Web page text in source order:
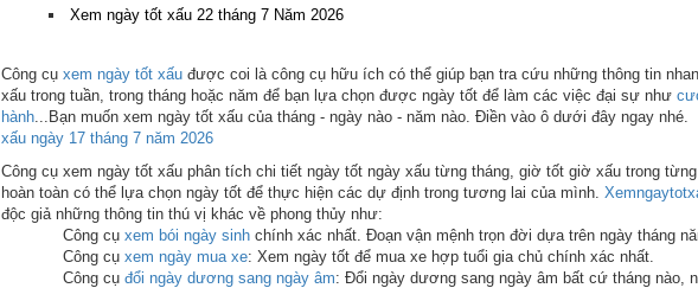
Xem ngày tốt xấu 22 tháng 7 Năm 2026
Công cụ xem ngày tốt xấu được coi là công cụ hữu ích có thể giúp bạn tra cứu những thông tin
xấu trong tuần, trong tháng hoặc năm để bạn lựa chọn được ngày tốt để làm các việc đại sự như
hành ...Bạn muốn xem ngày tốt xấu của tháng - ngày nào - năm nào. Điền vào ô dưới đây ngay nhé.
xấu ngày 17 tháng 7 năm 2026
Công cụ xem ngày tốt xấu phân tích chi tiết ngày tốt ngày xấu từng tháng, giờ tốt giờ xấu trong
hoàn toàn có thể lựa chọn ngày tốt để thực hiện các dự định trong tương lai của mình.
độc giả những thông tin thú vị khác về phong thủy như:
Công cụ xem bói ngày sinh chính xác nhất. Đoạn vận mệnh trọn đời dựa trên ngày tháng
Công cụ xem ngày mua xe: Xem ngày tốt để mua xe hợp tuổi gia chủ chính xác nhất.
Công cụ đổi ngày dương sang ngày âm: Đổi ngày dương sang ngày âm bất cứ tháng nào,